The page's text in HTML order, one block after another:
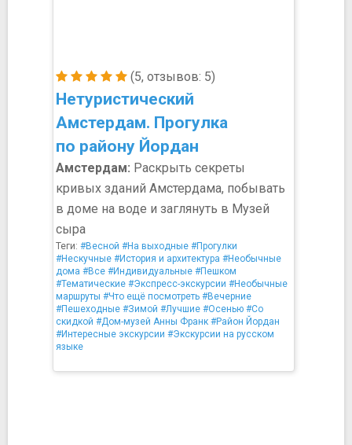
(5, отзывов: 5)
Нетуристический
Амстердам. Прогулка
по району Йордан
Амстердам: Раскрыть секреты
кривых зданий Амстердама, побывать
в доме на воде и заглянуть в Музей
сыра
Теги: #Весной #На выходные #Прогулки
#Нескучные #История и архитектура #Необычные
дома #Все #Индивидуальные #Пешком
#Тематические #Экспресс-экскурсии #Необычные
маршруты #Что ещё посмотреть #Вечерние
#Пешеходные #Зимой #Лучшие #Осенью #Со
скидкой #Дом-музей Анны Франк #Район Йордан
#Интересные экскурсии #Экскурсии на русском
языке